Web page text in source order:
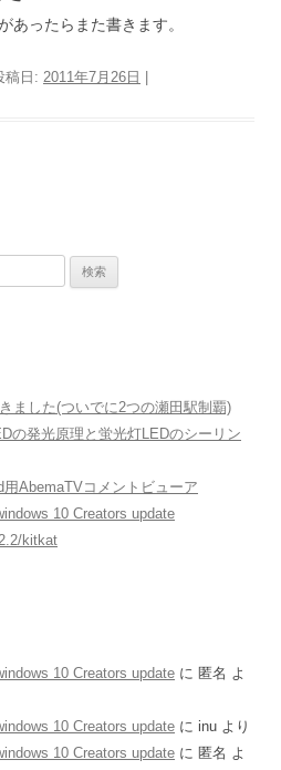
あったらまた書きます。
稿日: 2011年7月26日
ました(ついでに2つの瀬田駅制覇)
の発光原理と蛍光灯LEDのシーリン
AbemaTVコメントビューア
10 Creators update
kitkat
10 Creators update に 匿名 よ
10 Creators update に inu より
10 Creators update に 匿名 よ